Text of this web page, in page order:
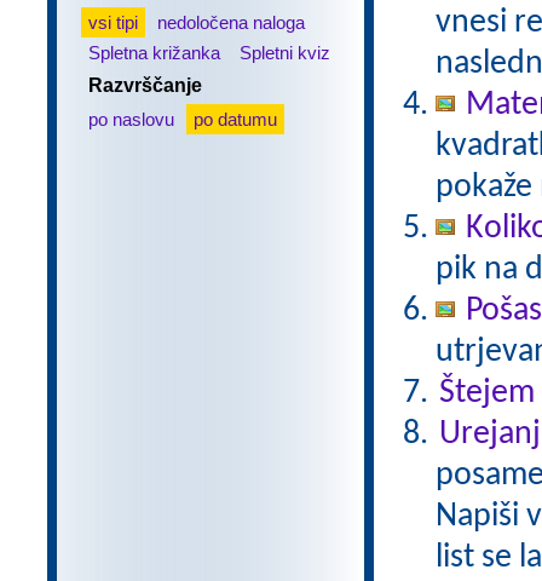
vsi tipi
nedoločena naloga
Spletna križanka
Spletni kviz
Razvrščanje
po naslovu
po datumu
vnesi
pik na
Napiši
list se